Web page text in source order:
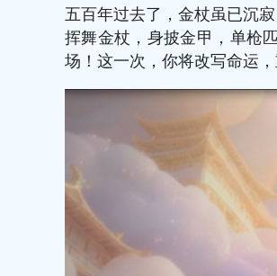
五百年过去了，金杖虽已沉
挥舞金杖，身披金甲，单枪
场！这一次，你将改写命运